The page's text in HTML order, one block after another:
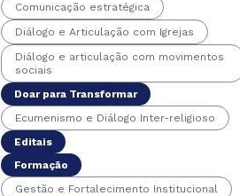
Comunicação estratégica
Diálogo e Articulação com Igrejas
Diálogo e articulação com movimentos
sociais
Doar para Transformar
Ecumenismo e Diálogo Inter-religioso
Editais
Formação
Gestão e Fortalecimento Institucional